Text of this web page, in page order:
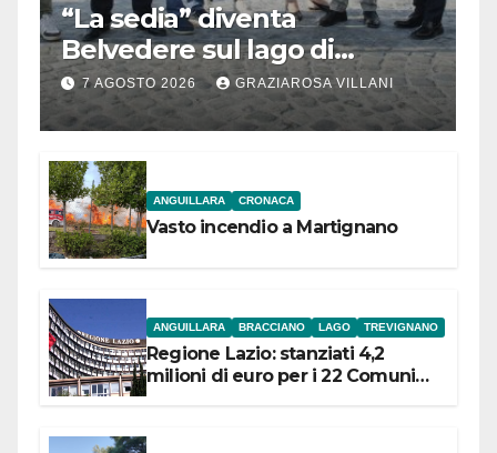
“La sedia” diventa
Belvedere sul lago di
Bracciano: ieri
l’inaugurazione
7 AGOSTO 2026 GRAZIAROSA VILLANI
ANGUILLARA CRONACA
Vasto incendio a Martignano
ANGUILLARA BRACCIANO LAGO TREVIGNANO
Regione Lazio: stanziati 4,2
milioni di euro per i 22 Comuni